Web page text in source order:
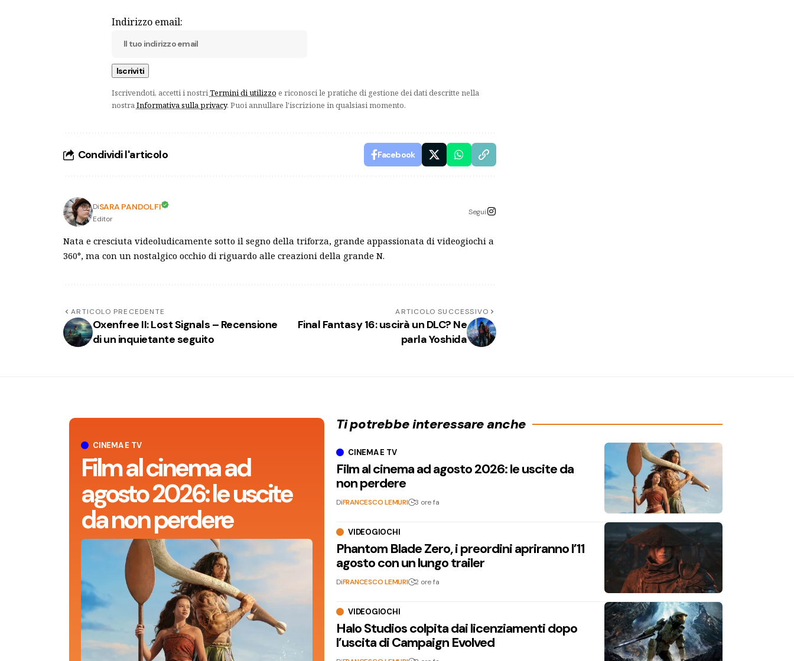
Indirizzo email:
Iscrivendoti, accetti i nostriTermini di utilizzo e riconosci le pratiche di gestione dei dati descritte nella
nostraInformativa sulla privacy. Puoi annullare l'iscrizione in qualsiasi momento.
Condividi l'articolo Facebook
DiSARA PANDOLFI
Editor
Segui
Nata e cresciuta videoludicamente sotto il segno della triforza, grande appassionata di videogiochi a
360°, ma con un nostalgico occhio di riguardo alle creazioni della grande N.
ARTICOLO PRECEDENTE
Oxenfree II: Lost Signals – Recensione
di un inquietante seguito
ARTICOLO SUCCESSIVO
Final Fantasy 16: uscirà un DLC? Ne
parla Yoshida
CINEMA E TV
Film al cinema ad
agosto 2026: le uscite
da non perdere
Ti potrebbe interessare anche
CINEMA E TV
Film al cinema ad agosto 2026: le uscite da
non perdere
DiFRANCESCO LEMURI 3 ore fa
VIDEOGIOCHI
Phantom Blade Zero, i preordini apriranno l’11
agosto con un lungo trailer
DiFRANCESCO LEMURI 2 ore fa
VIDEOGIOCHI
Halo Studios colpita dai licenziamenti dopo
l’uscita di Campaign Evolved